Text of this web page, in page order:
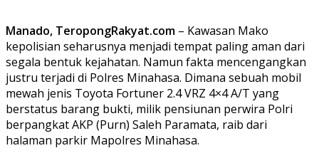
Manado, TeropongRakyat.com – Kawasan Mako
kepolisian seharusnya menjadi tempat paling aman dari
segala bentuk kejahatan. Namun fakta mencengangkan
justru terjadi di Polres Minahasa. Dimana sebuah mobil
mewah jenis Toyota Fortuner 2.4 VRZ 4×4 A/T yang
berstatus barang bukti, milik pensiunan perwira Polri
berpangkat AKP (Purn) Saleh Paramata, raib dari
halaman parkir Mapolres Minahasa.